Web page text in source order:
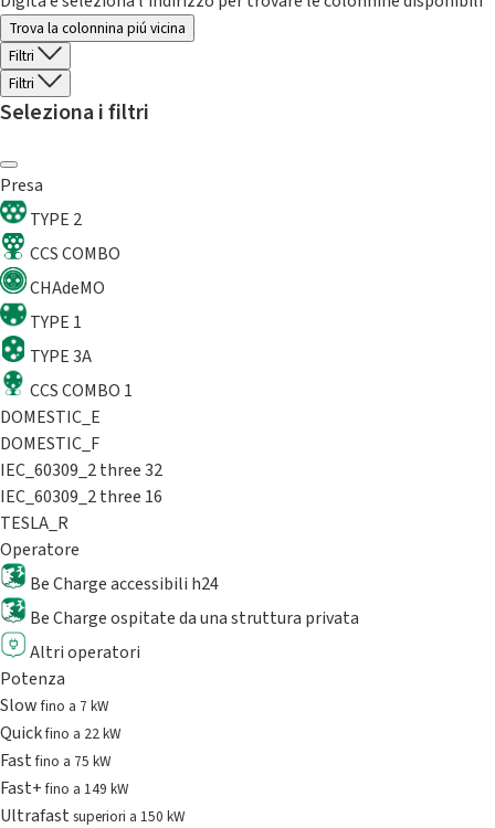
Trova la colonnina piú vicina
Filtri
Filtri
Seleziona i filtri
Presa
TYPE 2
CCS COMBO
CHAdeMO
TYPE 1
TYPE 3A
CCS COMBO 1
DOMESTIC_E
DOMESTIC_F
IEC_60309_2 three 32
IEC_60309_2 three 16
TESLA_R
Operatore
Be Charge accessibili h24
Be Charge ospitate da una struttura privata
Altri operatori
Potenza
Slowfino a 7 kW
Quickfino a 22 kW
Fastfino a 75 kW
Fast+fino a 149 kW
Ultrafast superiori a 150 kW